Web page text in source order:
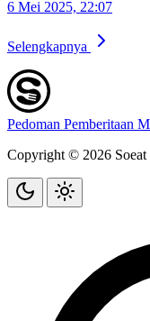
6 Mei 2025, 22:07
Selengkapnya
Pedoman Pemberitaan
Copyright © 2026 Soeat